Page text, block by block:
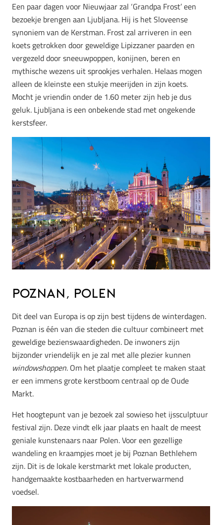
Een paar dagen voor Nieuwjaar zal ‘Grandpa Frost’ een
bezoekje brengen aan Ljubljana. Hij is het Sloveense
synoniem van de Kerstman. Frost zal arriveren in een
koets getrokken door geweldige Lipizzaner paarden en
vergezeld door sneeuwpoppen, konijnen, beren en
mythische wezens uit sprookjes verhalen. Helaas mogen
alleen de kleinste een stukje meerijden in zijn koets.
Mocht je vriendin onder de 1.60 meter zijn heb je dus
geluk. Ljubljana is een onbekende stad met ongekende
kerstsfeer.
Poznan, Polen
Dit deel van Europa is op zijn best tijdens de winterdagen.
Poznan is één van die steden die cultuur combineert met
geweldige bezienswaardigheden. De inwoners zijn
bijzonder vriendelijk en je zal met alle plezier kunnen
windowshoppen. Om het plaatje compleet te maken staat
er een immens grote kerstboom centraal op de Oude
Markt.
Het hoogtepunt van je bezoek zal sowieso het ijssculptuur
festival zijn. Deze vindt elk jaar plaats en haalt de meest
geniale kunstenaars naar Polen. Voor een gezellige
wandeling en kraampjes moet je bij Poznan Bethlehem
zijn. Dit is de lokale kerstmarkt met lokale producten,
handgemaakte kostbaarheden en hartverwarmend
voedsel.